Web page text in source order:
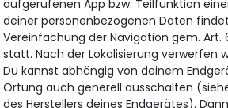
aufgerufenen App bzw. Teilfunktion
deiner personenbezogenen Daten
Vereinfachung der Navigation gem. Art. 6
statt. Nach der Lokalisierung verwerfen
Du kannst abhängig von deinem
Ortung auch generell ausschalten
des Herstellers deines Endgerätes).